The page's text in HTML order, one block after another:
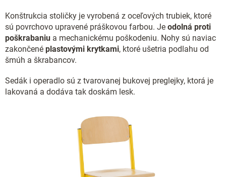
Konštrukcia stoličky je vyrobená z oceľových trubiek, ktoré
sú povrchovo upravené práškovou farbou. Je odolná proti
poškrabaniu a mechanickému poškodeniu. Nohy sú naviac
zakončené plastovými krytkami, ktoré ušetria podlahu od
šmúh a škrabancov.
Sedák i operadlo sú z tvarovanej bukovej preglejky, ktorá je
lakovaná a dodáva tak doskám lesk.